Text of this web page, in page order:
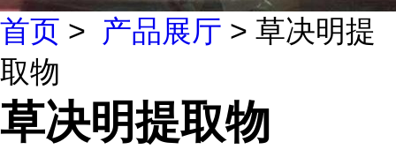
首页 > 产品展厅 > 草决明提
取物
草决明提取物